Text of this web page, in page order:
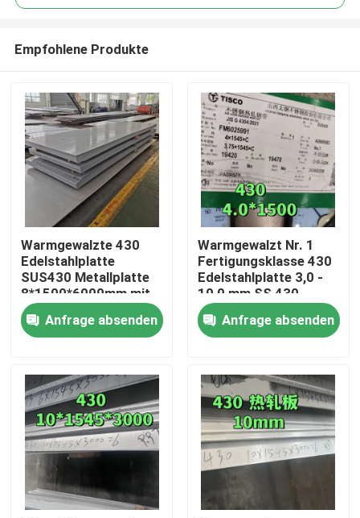
Zu Hause
Produkte
Videos
Empfohlene Produkte
Warmgewalzte 430
Edelstahlplatte
SUS430 Metallplatte
8*1500*6000mm mit
NO.1 Oberfläche
Anfrage absenden
Warmgewalzt Nr. 1
Fertigungsklasse 430
Edelstahlplatte 3,0 -
10,0 mm SS 430
Platte von TISCO
Anfrage absenden